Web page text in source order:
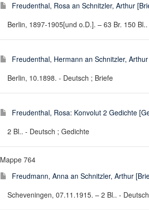
Freudenthal, Rosa an Schnitzler, Arthur
Berlin, 1897-1905[und o.D.]. – 63 Br. 150
Freudenthal, Hermann an Schnitzler,
Berlin, 10.1898. - Deutsch ; Briefe
Freudenthal, Rosa: Konvolut 2 Gedichte
2 Bl.. - Deutsch ; Gedichte
Mappe 764
Freudmann, Anna an Schnitzler, Arthur
Scheveningen, 07.11.1915. – 2 Bl.. -